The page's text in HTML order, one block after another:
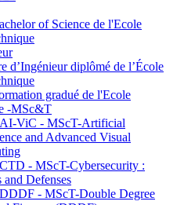
of Science de l'Ecole
d’Ingénieur diplômé de l’École
gradué de l'Ecole
-MSc&T
ViC - MScT-Artificial
and Advanced Visual
- MScT-Cybersecurity :
and Defenses
- MScT-Double Degree